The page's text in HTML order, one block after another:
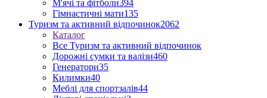
М'ячі та фітболи394
Гімнастичні мати135
Туризм та активний відпочинок2062
Каталог
Все Туризм та активний відпочинок
Дорожні сумки та валізи460
Генератори35
Килимки40
Меблі для спортзалів44